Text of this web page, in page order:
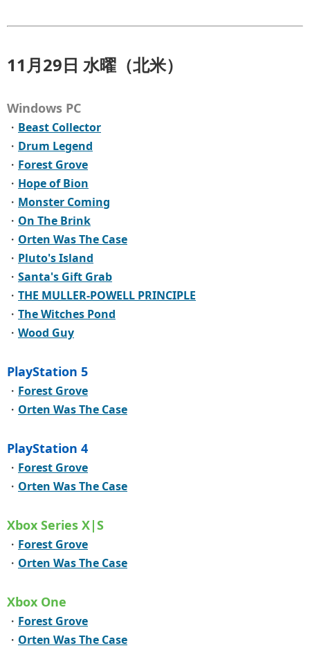
11月29日 水曜（北米）
Windows PC
・ Beast Collector
・ Drum Legend
・ Forest Grove
・ Hope of Bion
・ Monster Coming
・ On The Brink
・ Orten Was The Case
・ Pluto's Island
・ Santa's Gift Grab
・ THE MULLER-POWELL PRINCIPLE
・ The Witches Pond
・ Wood Guy
PlayStation 5
・ Forest Grove
・ Orten Was The Case
PlayStation 4
・ Forest Grove
・ Orten Was The Case
Xbox Series X|S
・ Forest Grove
・ Orten Was The Case
Xbox One
・ Forest Grove
・ Orten Was The Case